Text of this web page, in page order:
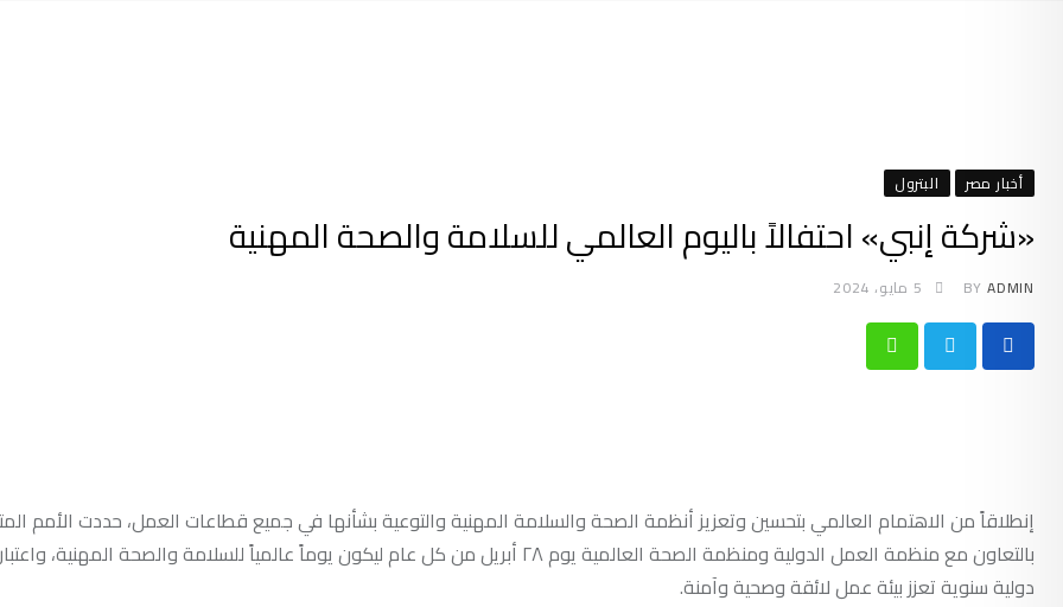
أخبار مصر البترول
«شركة إنبي» احتفالاً باليوم العالمي للسلامة والصحة المهنية
BY ADMIN 5 مايو، 2024
Whatsapp
إنطلاقاً من الاهتمام العالمي بتحسين وتعزيز أنظمة الصحة والسلامة المهنية والتوعية بشأنها في جميع قطاعات العمل، حددت الأمم
بالتعاون مع منظمة العمل الدولية ومنظمة الصحة العالمية يوم ٢٨ أبريل من كل عام ليكون يوماً عالمياً للسلامة والصحة
دولية سنوية تعزز بيئة عمل لائقة وصحية وآمنة.